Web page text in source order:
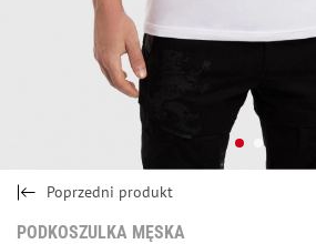
Poprzedni produkt
PODKOSZULKA MĘSKA